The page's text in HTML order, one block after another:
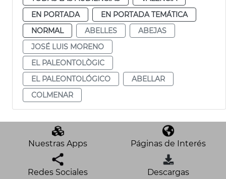
EN PORTADA
EN PORTADA TEMÁTICA
NORMAL
ABELLES
ABEJAS
JOSÉ LUIS MORENO
EL PALEONTOLÒGIC
EL PALEONTOLÓGICO
ABELLAR
COLMENAR
Nuestras Apps Páginas de Interés
Redes Sociales Descargas